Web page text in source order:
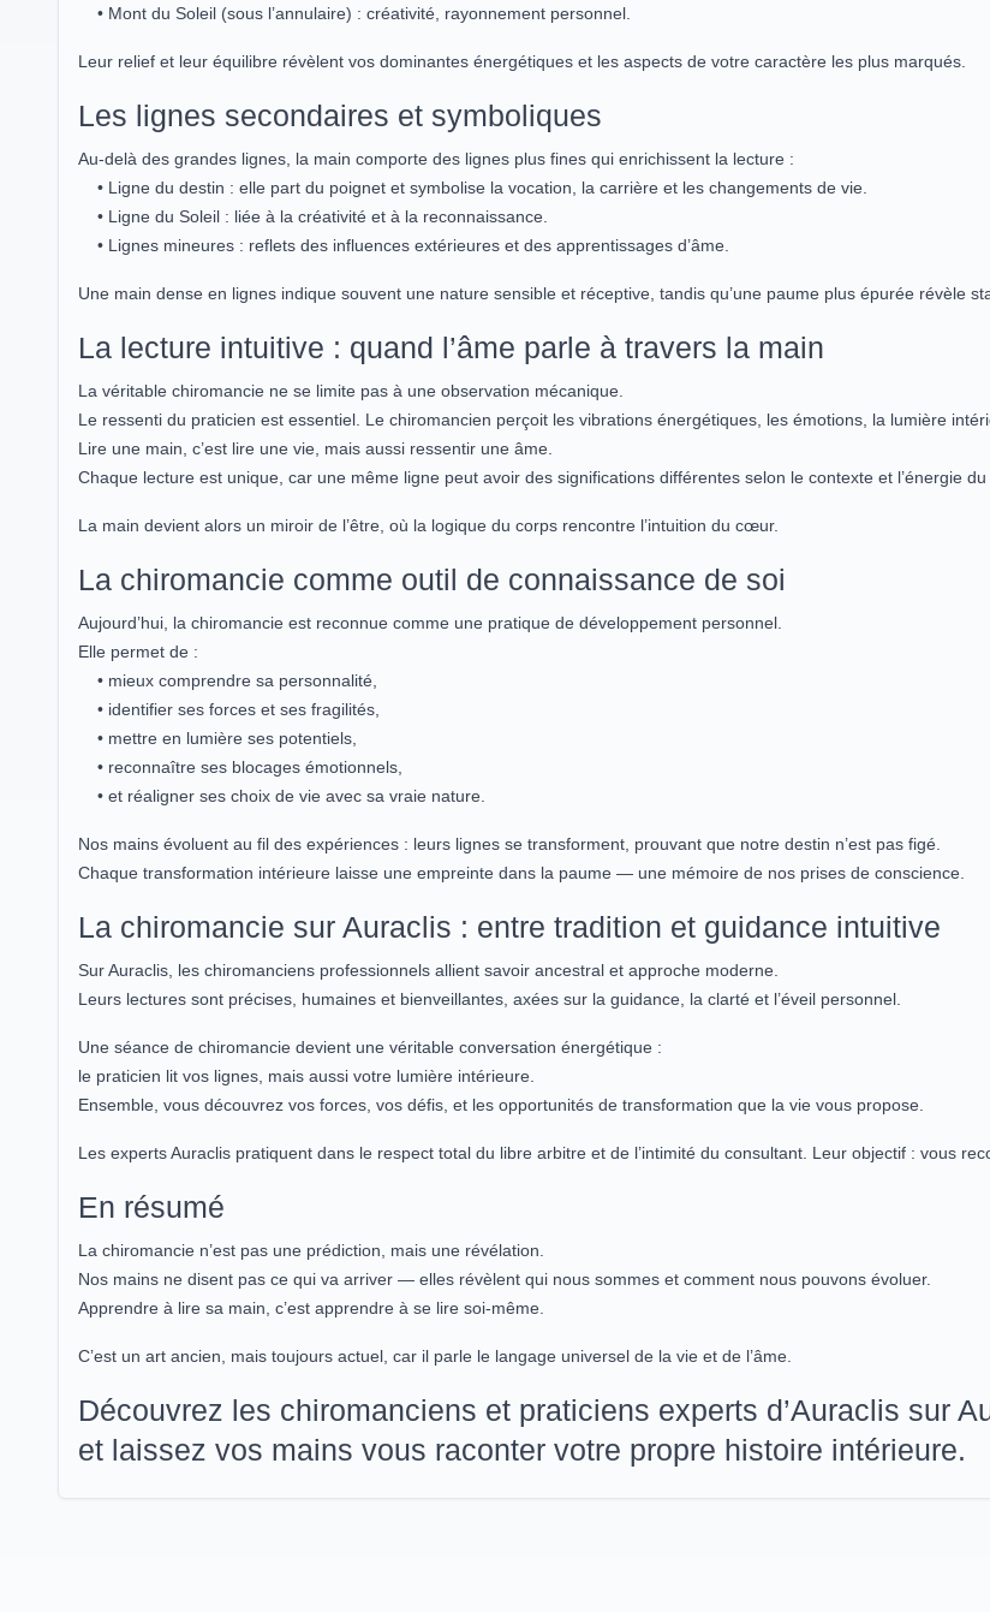
• Mont du Soleil (sous l’annulaire) : créativité, rayonnement personnel.
Leur relief et leur équilibre révèlent vos dominantes énergétiques et les aspects de votre caractère les plus marqués.
Les lignes secondaires et symboliques
Au-delà des grandes lignes, la main comporte des lignes plus fines qui enrichissent la lecture :
• Ligne du destin : elle part du poignet et symbolise la vocation, la carrière et les changements de vie.
• Ligne du Soleil : liée à la créativité et à la reconnaissance.
• Lignes mineures : reflets des influences extérieures et des apprentissages d’âme.
Une main dense en lignes indique souvent une nature sensible et réceptive, tandis qu’une paume plus épurée révèle
La lecture intuitive : quand l’âme parle à travers la main
La véritable chiromancie ne se limite pas à une observation mécanique.
Le ressenti du praticien est essentiel. Le chiromancien perçoit les vibrations énergétiques, les émotions, la lumière
Lire une main, c’est lire une vie, mais aussi ressentir une âme.
Chaque lecture est unique, car une même ligne peut avoir des significations différentes selon le contexte et l’énergie du
La main devient alors un miroir de l’être, où la logique du corps rencontre l’intuition du cœur.
La chiromancie comme outil de connaissance de soi
Aujourd’hui, la chiromancie est reconnue comme une pratique de développement personnel.
Elle permet de :
• mieux comprendre sa personnalité,
• identifier ses forces et ses fragilités,
• mettre en lumière ses potentiels,
• reconnaître ses blocages émotionnels,
• et réaligner ses choix de vie avec sa vraie nature.
Nos mains évoluent au fil des expériences : leurs lignes se transforment, prouvant que notre destin n’est pas figé.
Chaque transformation intérieure laisse une empreinte dans la paume — une mémoire de nos prises de conscience.
La chiromancie sur Auraclis : entre tradition et guidance intuitive
Sur Auraclis, les chiromanciens professionnels allient savoir ancestral et approche moderne.
Leurs lectures sont précises, humaines et bienveillantes, axées sur la guidance, la clarté et l’éveil personnel.
Une séance de chiromancie devient une véritable conversation énergétique :
le praticien lit vos lignes, mais aussi votre lumière intérieure.
Ensemble, vous découvrez vos forces, vos défis, et les opportunités de transformation que la vie vous propose.
Les experts Auraclis pratiquent dans le respect total du libre arbitre et de l’intimité du consultant. Leur objectif : vous
En résumé
La chiromancie n’est pas une prédiction, mais une révélation.
Nos mains ne disent pas ce qui va arriver — elles révèlent qui nous sommes et comment nous pouvons évoluer.
Apprendre à lire sa main, c’est apprendre à se lire soi-même.
C’est un art ancien, mais toujours actuel, car il parle le langage universel de la vie et de l’âme.
Découvrez les chiromanciens et praticiens experts d’Auraclis sur
et laissez vos mains vous raconter votre propre histoire intérieure.